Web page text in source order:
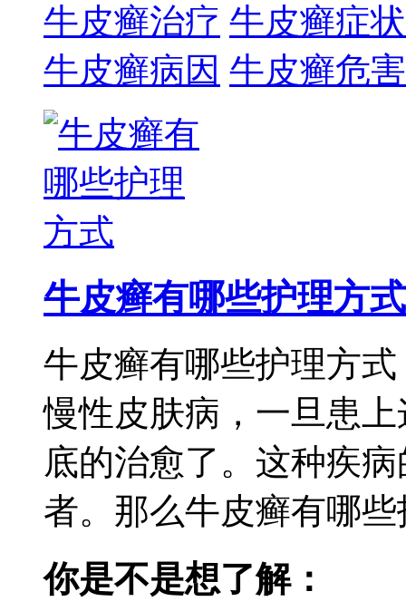
牛皮癣治疗 牛皮癣症状
牛皮癣病因 牛皮癣危害
牛皮癣有哪些护理方式
牛皮癣有哪些护理方
慢性皮肤病，一旦患
底的治愈了。这种疾
者。那么牛皮癣有哪
你是不是想了解：